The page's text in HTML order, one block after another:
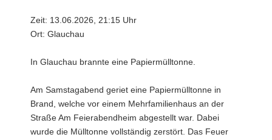
Zeit: 13.06.2026, 21:15 Uhr
Ort: Glauchau
In Glauchau brannte eine Papiermülltonne.
Am Samstagabend geriet eine Papiermülltonne in
Brand, welche vor einem Mehrfamilienhaus an der
Straße Am Feierabendheim abgestellt war. Dabei
wurde die Mülltonne vollständig zerstört. Das Feuer